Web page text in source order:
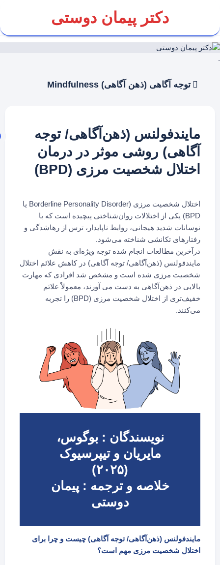
content
دکتر پیمان دوستی
.
توجه آگاهی (ذهن آگاهی) Mindfulness
مایندفولنس (ذهن‌آگاهی/ توجه
آگاهی) روشی موثر در درمان
اختلال شخصیت مرزی (BPD)
اختلال شخصیت مرزی (Borderline Personality Disorder یا
BPD) یکی از اختلالات روان‌شناختی پیچیده است که با
نوسانات شدید هیجانی، روابط ناپایدار، ترس از رهاشدگی و
رفتارهای تکانشی شناخته می‌شود.
درآخرین مطالعات انجام شده توجه ویژه‌ای به نقش
مایندفولنس (ذهن‌آگاهی/ توجه آگاهی) در کاهش علائم اختلال
شخصیت مرزی شده است و مشخص شد افرادی که مهارت
بالایی در ذهن‌آگاهی به دست می آورند، معمولاً علائم
خفیف‌تری از اختلال شخصیت مرزی (BPD) را تجربه
می‌کنند.
نویسندگان : بوگوس،
مایریان و تیپرسیوک
(۲۰۲۵)
خلاصه و ترجمه : پیمان
دوستی
مایندفولنس (ذهن‌آگاهی/ توجه آگاهی) چیست و چرا برای
اختلال شخصیت مرزی مهم است؟